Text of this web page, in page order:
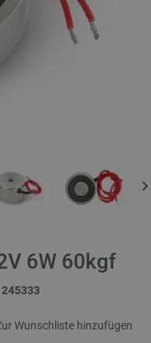
6W 60kgf
Wunschliste hinzufügen